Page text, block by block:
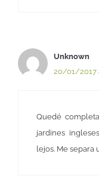
Unknown
20/01/2017
Quedé
jardines
lejos. Me separa